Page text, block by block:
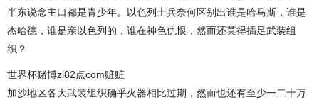
半东说念主口都是青少年。以色列士兵奈何区别出谁是哈马斯，谁是
杰哈德，谁是亲以色列的，谁在神色仇恨，然而还莫得插足武装组
织？
世界杯赌博zi82点com赃赃
加沙地区各大武装组织确乎火器相比过期，然而也还有至少一二十万